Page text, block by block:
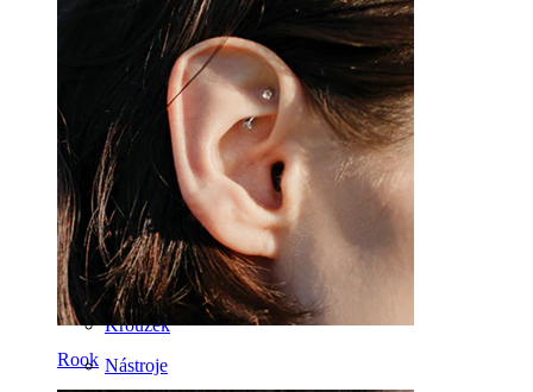
Rook
Tragus
Činka
Rook
Daith
Podkova
Kroužek
Nástroje